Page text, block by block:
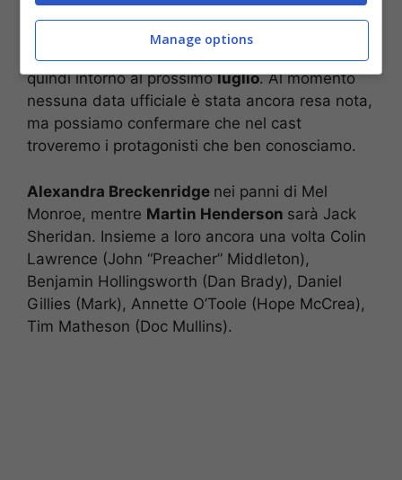
Basandosi sul periodo di produzione, possiamo
dunque dedurre, che la quinta stagione
potrebbe sbarcare suNetflixtra circa un anno,
quindi intorno al prossimoluglio. Al momento
nessuna data ufficiale è stata ancora resa nota,
ma possiamo confermare che nel cast
troveremo i protagonisti che ben conosciamo.
Alexandra Breckenridge nei panni di Mel
Monroe, mentre Martin Henderson sarà Jack
Sheridan. Insieme a loro ancora una volta Colin
Lawrence (John “Preacher” Middleton),
Benjamin Hollingsworth (Dan Brady), Daniel
Gillies (Mark), Annette O’Toole (Hope McCrea),
Tim Matheson (Doc Mullins).
Manage options